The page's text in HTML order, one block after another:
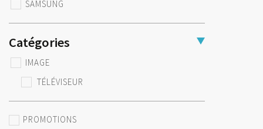
SAMSUNG
Catégories
IMAGE
TÉLÉVISEUR
PROMOTIONS